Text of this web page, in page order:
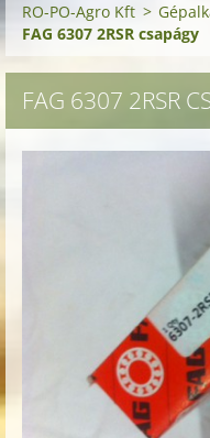
RO-PO-Agro Kft >
FAG 6307 2RSR csapágy
FAG 6307 2RSR